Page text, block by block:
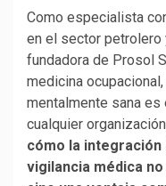
Como especialista
en el sector petrolero
fundadora de Prosol
medicina
mentalmente sana
cualquier
cómo la integración
vigilancia médica